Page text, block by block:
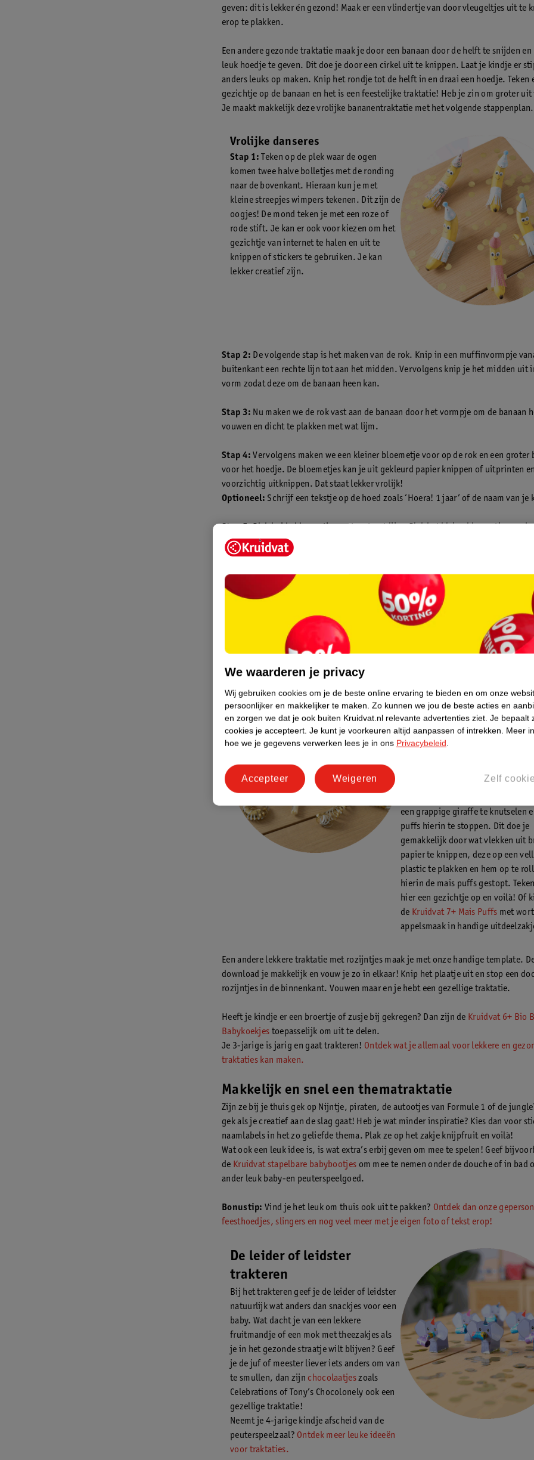
geven: dit is lekker én gezond! Maak er een vlindertje van door vleugeltjes uit te
erop te plakken.
Een andere gezonde traktatie maak je door een banaan door de helft te snijden en
leuk hoedje te geven. Dit doe je door een cirkel uit te knippen. Laat je kindje er
anders leuks op maken. Knip het rondje tot de helft in en draai een hoedje. Teken
gezichtje op de banaan en het is een feestelijke traktatie! Heb je zin om groter uit
Je maakt makkelijk deze vrolijke bananentraktatie met het volgende stappenplan.
Vrolijke danseres
Stap 1: Teken op de plek waar de ogen
komen twee halve bolletjes met de ronding
naar de bovenkant. Hieraan kun je met
kleine streepjes wimpers tekenen. Dit zijn de
oogjes! De mond teken je met een roze of
rode stift. Je kan er ook voor kiezen om het
gezichtje van internet te halen en uit te
knippen of stickers te gebruiken. Je kan
lekker creatief zijn.
Stap 2: De volgende stap is het maken van de rok. Knip in een muffinvormpje
buitenkant een rechte lijn tot aan het midden. Vervolgens knip je het midden uit
vorm zodat deze om de banaan heen kan.
Stap 3: Nu maken we de rok vast aan de banaan door het vormpje om de banaan
vouwen en dicht te plakken met wat lijm.
Stap 4:Vervolgens maken we een kleiner bloemetje voor op de rok en een groter
voor het hoedje. De bloemetjes kan je uit gekleurd papier knippen of uitprinten en
voorzichtig uitknippen. Dat staat lekker vrolijk!
Optioneel: Schrijf een tekstje op de hoed zoals ‘Hoera! 1 jaar’ of de naam van je
de bovenkant van de rok. Het grotere bloemetje plak je aan het steeltje. Tada! Je
vrolijke én gezonde traktatie gemaakt.
let op met decoratie die los kan komen zoals oogjes en snaveltjes die
kunnen loslaten als je deze erop plakt. Je wilt natuurlijk niet dat ze in een mondje
terechtkomen! Teken daarom de oogjes, snaveltjes en kleine details met een pen
direct op de traktatie.
Makkelijke traktaties
je 1-jarige baby
Je hebt niet altijd de tijd of zin om
originele traktatie te bedenken. Dat
Kruidvat 7+ Bio
een grappige giraffe te knutselen
puffs hierin te stoppen. Dit doe je
gemakkelijk door wat vlekken uit
papier te knippen, deze op een
plastic te plakken en hem op te
hierin de mais puffs gestopt.
hier een gezichtje op en voilà! Of
de Kruidvat 7+ Mais Puffs met
appelsmaak in handige
Een andere lekkere traktatie met rozijntjes maak je met onze handige template.
download je makkelijk en vouw je zo in elkaar! Knip het plaatje uit en stop een
rozijntjes in de binnenkant. Vouwen maar en je hebt een gezellige traktatie.
Heeft je kindje er een broertje of zusje bij gekregen? Dan zijn de Kruidvat 6+ Bio
Babykoekjes toepasselijk om uit te delen.
Je 3-jarige is jarig en gaat trakteren! Ontdek wat je allemaal voor lekkere en
traktaties kan maken.
Makkelijk en snel een thematraktatie
Zijn ze bij je thuis gek op Nijntje, piraten, de autootjes van Formule 1 of de
gek als je creatief aan de slag gaat! Heb je wat minder inspiratie? Kies dan voor
naamlabels in het zo geliefde thema. Plak ze op het zakje knijpfruit en voilà!
Wat ook een leuk idee is, is wat extra’s erbij geven om mee te spelen! Geef
de Kruidvat stapelbare babybootjes om mee te nemen onder de douche of in bad
ander leuk baby-en peuterspeelgoed.
Bonustip: Vind je het leuk om thuis ook uit te pakken? Ontdek dan onze
feesthoedjes, slingers en nog veel meer met je eigen foto of tekst erop!
De leider of leidster
trakteren
Bij het trakteren geef je de leider of leidster
natuurlijk wat anders dan snackjes voor een
baby. Wat dacht je van een lekkere
fruitmandje of een mok met theezakjes als
je in het gezonde straatje wilt blijven? Geef
je de juf of meester liever iets anders om van
te smullen, dan zijn chocolaatjeszoals
Celebrations of Tony’s Chocolonely ook een
gezellige traktatie!
Neemt je 4-jarige kindje afscheid van de
peuterspeelzaal? Ontdek meer leuke ideeën
voor traktaties.
We waarderen je privacy
Wij gebruiken cookies om je de beste online ervaring te bieden en om onze
persoonlijker en makkelijker te maken. Zo kunnen we jou de beste acties en
en zorgen we dat je ook buiten Kruidvat.nl relevante advertenties ziet. Je bepaalt
cookies je accepteert. Je kunt je voorkeuren altijd aanpassen of intrekken. Meer
hoe we je gegevens verwerken lees je in ons Privacybeleid.
Zelf
Weigeren
Accepteer